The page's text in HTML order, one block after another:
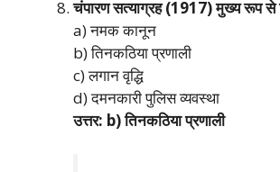
चंपारण सत्याग्रह (1917) मुख्य रूप से
a) नमक कानून
b) तिनकठिया प्रणाली
c) लगान वृद्धि
d) दमनकारी पुलिस व्यवस्था
उत्तर: b) तिनकठिया प्रणाली